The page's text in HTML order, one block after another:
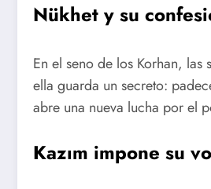
Nükhet y su
En el seno de los Korhan,
ella guarda un secreto:
abre una nueva lucha por el
Kazım impone su